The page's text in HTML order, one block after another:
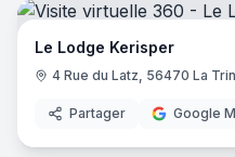
Le Lodge Kerisper
4 Rue du Latz, 56470 La
Partager Google